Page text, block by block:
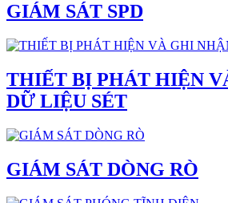
GIÁM SÁT SPD
THIẾT BỊ PHÁT HIỆN
DỮ LIỆU SÉT
GIÁM SÁT DÒNG RÒ